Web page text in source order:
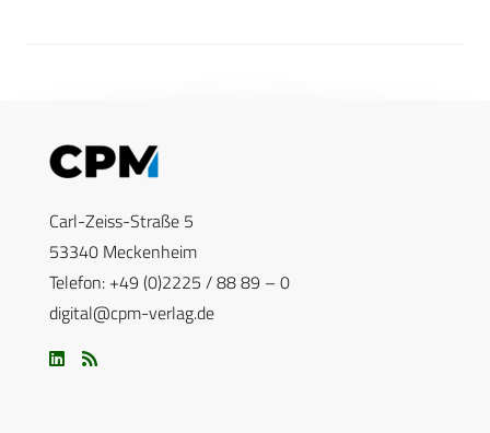
Carl-Zeiss-Straße 5
53340 Meckenheim
Telefon: +49 (0)2225 / 88 89 – 0
digital@cpm-verlag.de